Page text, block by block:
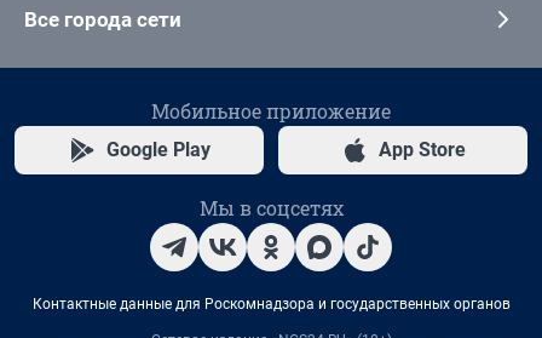
Все города сети
Мобильное приложение
Google Play App Store
Мы в соцсетях
Контактные данные для Роскомнадзора и государственных органов